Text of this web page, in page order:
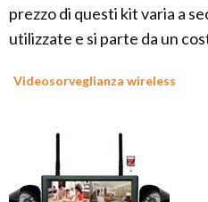
prezzo di questi kit varia a
utilizzate e si parte da un
Videosorveglianza wireless